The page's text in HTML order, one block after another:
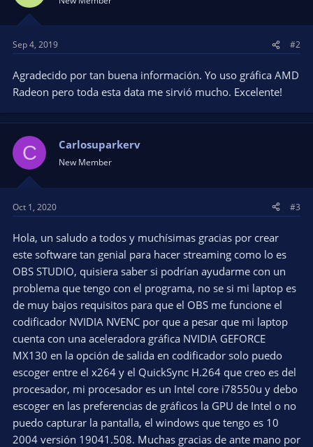
o
n
:
Sep 4, 2019 #2
Agradecido por tan buena información. Yo uso gráfica AMD
Radeon pero toda esta data me sirvió mucho. Excelente!
C Carlosuparkerv
New Member
Oct 1, 2020 #3
Hola, un saludo a todos y muchísimas gracias por crear
este software tan genial para hacer streaming como lo es
OBS STUDIO, quisiera saber si podrían ayudarme con un
problema que tengo con el programa, no se si mi laptop es
de muy bajos requisitos para que el OBS me funcione el
codificador NVIDIA NVENC por que a pesar que mi laptop
cuenta con una aceleradora gráfica NVIDIA GEFORCE
MX130 en la opción de salida en codificador solo puedo
escoger entre el x264 y el QuickSync H.264 que creo es del
procesador, mi procesador es un Intel core i78550u y debo
escoger en las preferencias de gráficos la GPU de Intel o no
puedo capturar la pantalla, el windows que tengo es 10
2004 versión 19041.508. Muchas gracias de ante mano por